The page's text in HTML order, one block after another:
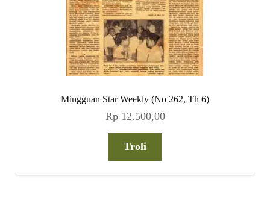
Mingguan Star Weekly (No 262, Th 6)
Rp12.500,00
Troli